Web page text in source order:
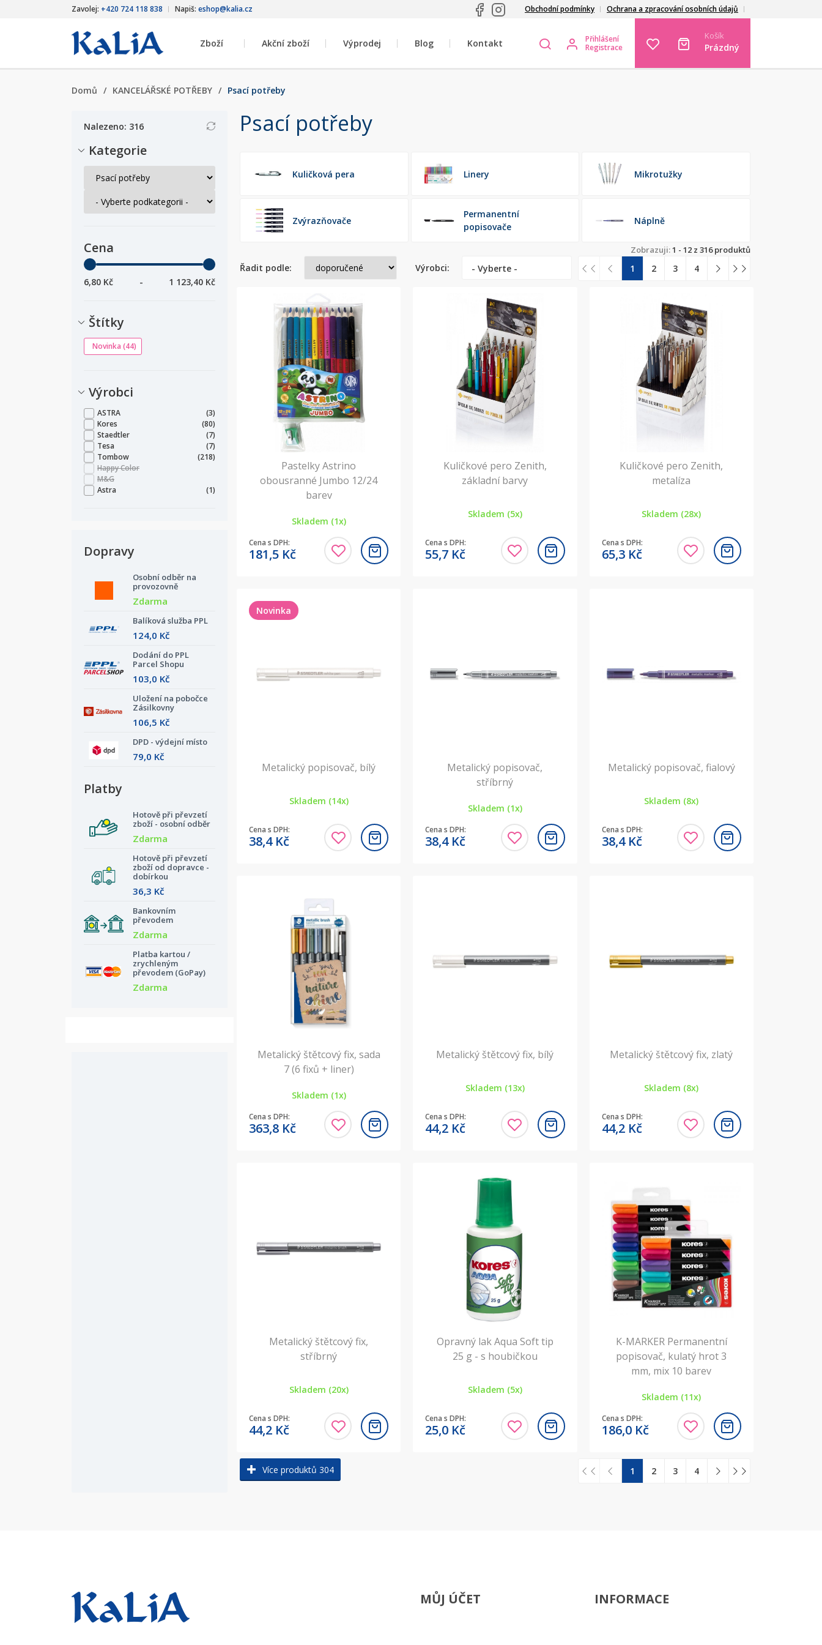
Zavolej: +420 724 118 838 Napiš: eshop@kalia.cz Obchodní podmínky Ochrana a zpracování osobních údajů
Zboží Akční zboží Výprodej Blog Kontakt
Přihlášení
Registrace
Košík
Prázdný
Domů / KANCELÁŘSKÉ POTŘEBY / Psací potřeby
Psací potřeby
Kuličková pera Linery Mikrotužky
Zvýrazňovače
Permanentní
popisovače
Náplně
Řadit podle: Výrobci: - Vyberte -
Zobrazuji:1 - 12 z 316 produktů
1 2 3 4
Pastelky Astrino
obousranné Jumbo 12/24
barev
Skladem (1x)
Cena s DPH:
181,5 Kč
Kuličkové pero Zenith,
základní barvy
Skladem (5x)
Cena s DPH:
55,7 Kč
Kuličkové pero Zenith,
metalíza
Skladem (28x)
Cena s DPH:
65,3 Kč
Novinka
Metalický popisovač, bílý
Skladem (14x)
Cena s DPH:
38,4 Kč
Metalický popisovač,
stříbrný
Skladem (1x)
Cena s DPH:
38,4 Kč
Metalický popisovač, fialový
Skladem (8x)
Cena s DPH:
38,4 Kč
Metalický štětcový fix, sada
7 (6 fixů + liner)
Skladem (1x)
Cena s DPH:
363,8 Kč
Metalický štětcový fix, bílý
Skladem (13x)
Cena s DPH:
44,2 Kč
Metalický štětcový fix, zlatý
Skladem (8x)
Cena s DPH:
44,2 Kč
Metalický štětcový fix,
stříbrný
Skladem (20x)
Cena s DPH:
44,2 Kč
Opravný lak Aqua Soft tip
25 g - s houbičkou
Skladem (5x)
Cena s DPH:
25,0 Kč
K-MARKER Permanentní
popisovač, kulatý hrot 3
mm, mix 10 barev
Skladem (11x)
Cena s DPH:
186,0 Kč
Více produktů 304 1 2 3 4
Nalezeno: 316
Kategorie
Cena
6,80 Kč - 1 123,40 Kč
Štítky
Novinka (44)
Výrobci
ASTRA
(3)
Kores
(80)
Staedtler
(7)
Tesa
(7)
Tombow
(218)
Happy Color
M&G
Astra
(1)
Dopravy
Osobní odběr na
provozovně
Zdarma
Balíková služba PPL
124,0 Kč
Dodání do PPL
Parcel Shopu
103,0 Kč
Uložení na pobočce
Zásilkovny
106,5 Kč
DPD - výdejní místo
79,0 Kč
Platby
Hotově při převzetí
zboží - osobní odběr
Zdarma
Hotově při převzetí
zboží od dopravce -
dobírkou
36,3 Kč
Bankovním
převodem
Zdarma
Platba kartou /
zrychleným
převodem (GoPay)
Zdarma
MŮJ ÚČET INFORMACE